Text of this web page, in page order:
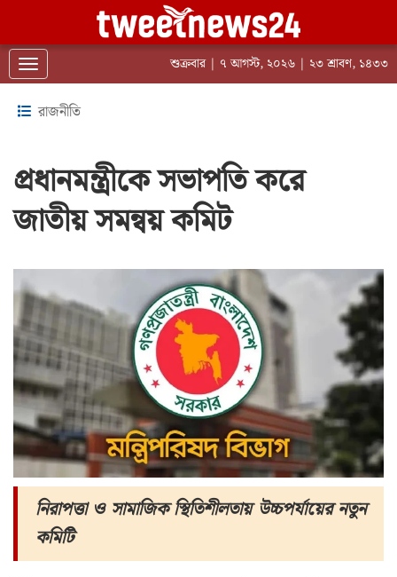
Toggle navigation শুক্রবার | ৭ আগস্ট, ২০২৬ | ২৩ শ্রাবণ, ১৪৩৩
রাজনীতি
প্রধানমন্ত্রীকে সভাপতি করে
জাতীয় সমন্বয় কমিট
নিরাপত্তা ও সামাজিক স্থিতিশীলতায় উচ্চপর্যায়ের নতুন
কমিটি